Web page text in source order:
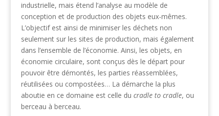
industrielle, mais étend l’analyse au modèle de
conception et de production des objets eux-mêmes.
L’objectif est ainsi de minimiser les déchets non
seulement sur les sites de production, mais également
dans l’ensemble de l’économie. Ainsi, les objets, en
économie circulaire, sont conçus dès le départ pour
pouvoir être démontés, les parties réassemblées,
réutilisées ou compostées… La démarche la plus
aboutie en ce domaine est celle du cradle to cradle, ou
berceau à berceau.